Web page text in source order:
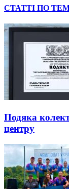
СТАТТІ ПО
Подяка
центру